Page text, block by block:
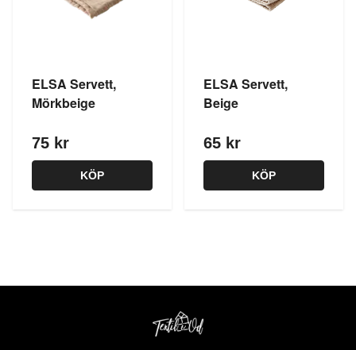
ELSA Servett,
Mörkbeige
75 kr
KÖP
ELSA Servett,
Beige
65 kr
KÖP